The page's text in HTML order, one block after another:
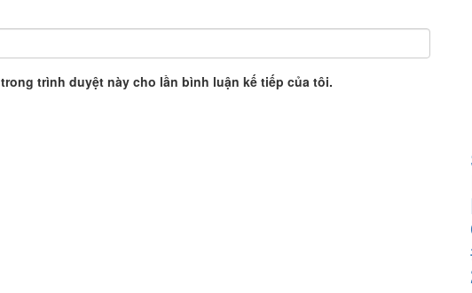
trình duyệt này cho lần bình luận kế tiếp của tôi.